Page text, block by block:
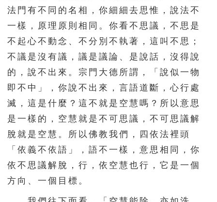
法門有不同的名相，你細細去思惟，說法不
一樣，原理原則相同。你看不思議，不思是
不起心不動念、不分別不執著，這叫不思；
不議是沒有議，議是議論、是說話，沒得說
的，說不出來。宗門大德所謂，「說似一物
即不中」，你說不出來，言語道斷，心行處
滅，這是什麼？這不就是空慧嗎？所以意思
是一樣的，空慧就是不可思議，不可思議解
脫就是空慧。所以佛教我們，四依法裡頭
「依義不依語」，語不一樣，意思相同，你
依不思議解脫，行，依空慧也行，它是一個
方向、一個目標。